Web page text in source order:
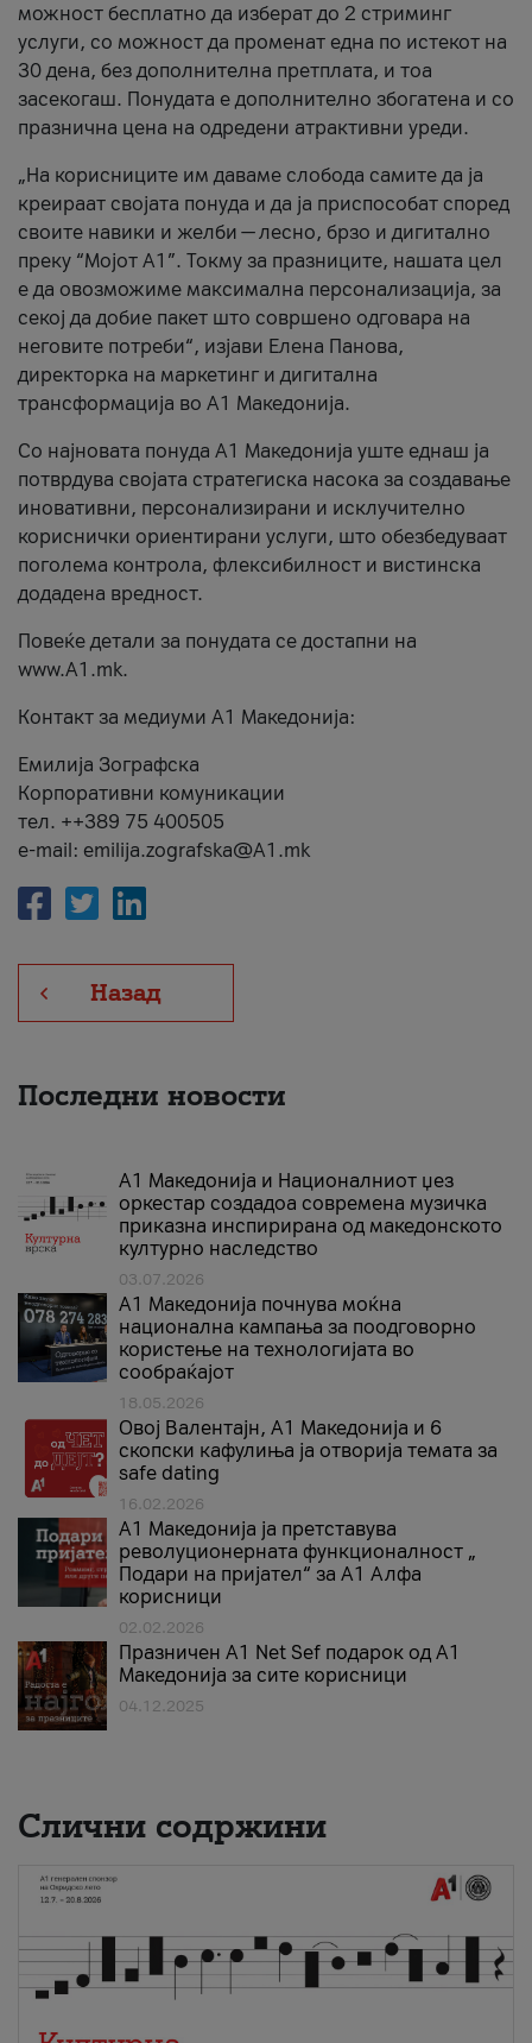
можност бесплатно да изберат до 2 стриминг
услуги, со можност да променат една по истекот на
30 дена, без дополнителна претплата, и тоа
засекогаш. Понудата е дополнително збогатена и со
празнична цена на одредени атрактивни уреди.
„На корисниците им даваме слобода самите да ја
креираат својата понуда и да ја приспособат според
своите навики и желби — лесно, брзо и дигитално
преку “Мојот А1”. Токму за празниците, нашата цел
е да овозможиме максимална персонализација, за
секој да добие пакет што совршено одговара на
неговите потреби“, изјави Елена Панова,
директорка на маркетинг и дигитална
трансформација во А1 Македонија.
Со најновата понуда А1 Македонија уште еднаш ја
потврдува својата стратегиска насока за создавање
иновативни, персонализирани и исклучително
кориснички ориентирани услуги, што обезбедуваат
поголема контрола, флексибилност и вистинска
додадена вредност.
Повеќе детали за понудата се достапни на
www.А1.mk.
Контакт за медиуми А1 Македонија:
Емилија Зографска
Корпоративни комуникации
тел. ++389 75 400505
e-mail: emilija.zografska@A1.mk
Назад
Последни новости
А1 Македонија и Националниот џез
оркестар создадоа современа музичка
приказна инспирирана од македонското
културно наследство
03.07.2026
A1 Македонија почнува моќна
национална кампања за поодговорно
користење на технологијата во
сообраќајот
18.05.2026
Овој Валентајн, A1 Македонија и 6
скопски кафулиња ја отворија темата за
safe dating
16.02.2026
А1 Македонија ја претставува
револуционерната функционалност „
Подари на пријател“ за А1 Алфа
корисници
02.02.2026
Празничен A1 Net Sеf подарок од А1
Македонија за сите корисници
04.12.2025
Слични содржини